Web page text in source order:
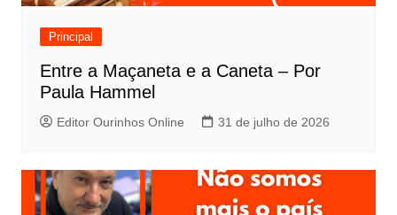
Principal
Entre a Maçaneta e a Caneta – Por
Paula Hammel
Editor Ourinhos Online 31 de julho de 2026